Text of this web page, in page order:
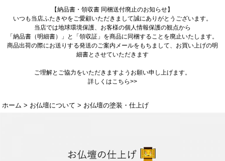
【納品書・領収書 同梱送付廃止のお知らせ】
いつも当店ふたきやをご愛顧いただきまして誠にありがとうございます。
当店では地球環境保護、お客様の個人情報保護の観点から
「納品書（明細書）」と「領収証」を商品に同梱することを廃止いたします。
商品出荷の際にお送りする発送のご案内メールをもちまして、お買い上げの明
細書とさせていただきます
ご理解とご協力をいただきますようお願い申し上げます。
詳しくはこちら>>
ホーム > お仏壇について > お仏壇の塗装・仕上げ